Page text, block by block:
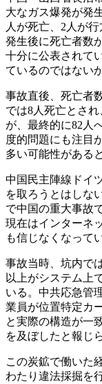
大なガス爆発が発
人が死亡、2人が
発生後に死亡者数
十分に公表されて
ているのではない
事故直後、死亡者
では8人死亡とさ
が、最終的に82人
度的問題にも注目
多い可能性がある
中国民主陣線ドイ
を取ろうとはしな
で中国の重大事故
現在はインターネ
も信じなくなって
事故当時、坑内で
以上がシステム上
いる。中共応急管
業員が位置特定カ
と実際の構造が一
を及ぼしたと報じ
この炭鉱で働いた
わたり違法採掘を